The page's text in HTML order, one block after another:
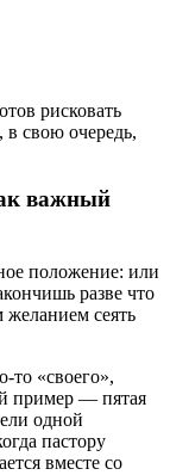
рисковать
в свою очередь,
важный
положение: или
разве что
сеять
то «своего»,
пример — пятая
одной
пастору
вместе со